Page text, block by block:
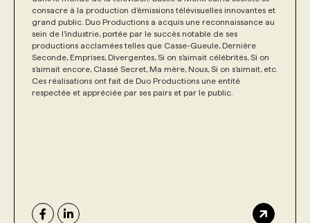
consacre à la production d’émissions télévisuelles innovantes et
grand public. Duo Productions a acquis une reconnaissance au
sein de l’industrie, portée par le succès notable de ses
productions acclamées telles que Casse-Gueule, Dernière
Seconde, Emprises, Divergentes, Si on s’aimait célébrités, Si on
s’aimait encore, Classé Secret, Ma mère, Nous, Si on s’aimait, etc.
Ces réalisations ont fait de Duo Productions une entité
respectée et appréciée par ses pairs et par le public.